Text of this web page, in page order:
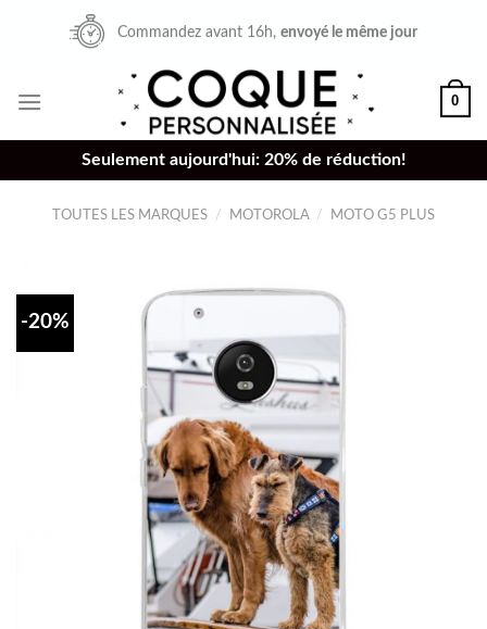
Commandez avant 16h,envoyé le même jour
0
Seulement aujourd'hui: 20% de réduction!
TOUTES LES MARQUES / MOTOROLA / MOTO G5 PLUS
-20%